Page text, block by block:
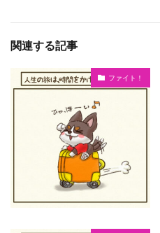
関連する記事
ファイト！